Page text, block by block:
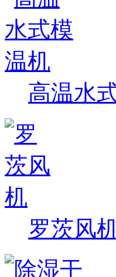
高温水
罗茨风